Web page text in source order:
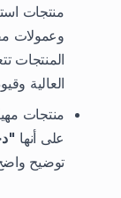
منتجات
وعمولات
المنتجات
العالية
على أنها
توضيح